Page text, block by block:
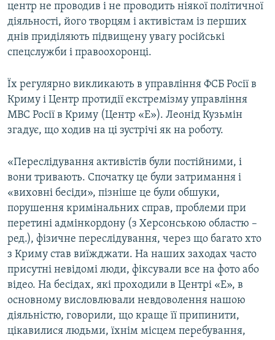
центр не проводив і не проводить ніякої політичної
діяльності, його творцям і активістам із перших
днів приділяють підвищену увагу російські
спецслужби і правоохоронці.
Їх регулярно викликають в управління ФСБ Росії в
Криму і Центр протидії екстремізму управління
МВС Росії в Криму (Центр «Е»). Леонід Кузьмін
згадує, що ходив на ці зустрічі як на роботу.
«Переслідування активістів були постійними, і
вони тривають. Спочатку це були затримання і
«виховні бесіди», пізніше це були обшуки,
порушення кримінальних справ, проблеми при
перетині адмінкордону (з Херсонською областю –
ред.), фізичне переслідування, через що багато хто
з Криму став виїжджати. На наших заходах часто
присутні невідомі люди, фіксували все на фото або
відео. На бесідах, які проходили в Центрі «Е», в
основному висловлювали невдоволення нашою
діяльністю, говорили, що краще її припинити,
цікавилися людьми, їхнім місцем перебування,